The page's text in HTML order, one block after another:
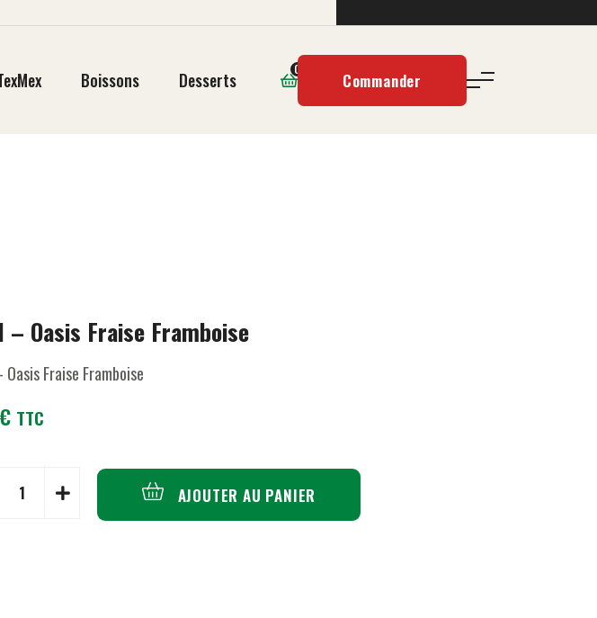
Boissons Desserts 0 Commander
– Oasis Fraise Framboise
Fraise Framboise
€ TTC
AJOUTER AU PANIER